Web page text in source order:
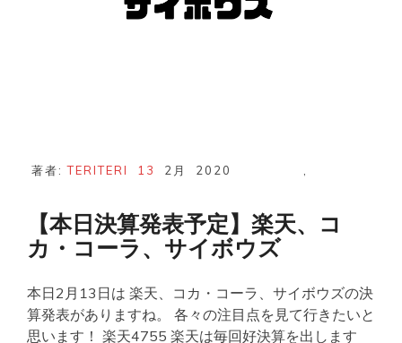
著者:TERITERI 13 2月 2020
【本日決算発表予定】楽天、コ
カ・コーラ、サイボウズ
本日2月13日は 楽天、コカ・コーラ、サイボウズの決
算発表がありますね。 各々の注目点を見て行きたいと
思います！ 楽天4755 楽天は毎回好決算を出します